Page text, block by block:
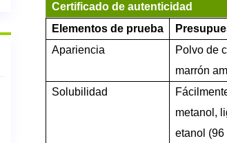
Certificado de autenticidad
Elementos de prueba
Apariencia
Polvo de
marrón
Solubilidad
metanol,
etanol (96